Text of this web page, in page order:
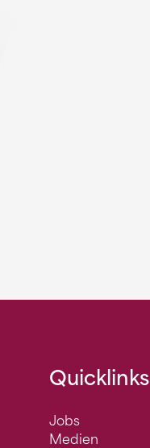
Quicklinks
Jobs
Medien